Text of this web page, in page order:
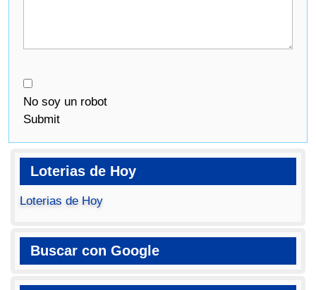
No soy un robot
Submit
Loterias de Hoy
Loterias de Hoy
Buscar con Google